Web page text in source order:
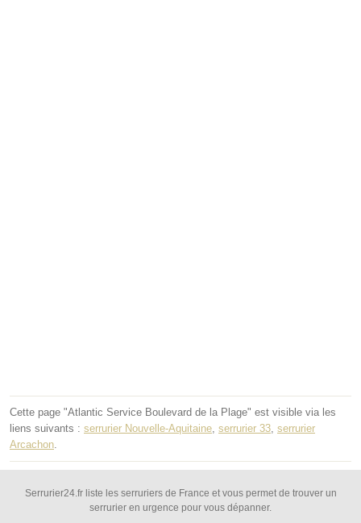
Cette page "Atlantic Service Boulevard de la Plage" est visible via les
liens suivants : serrurier Nouvelle-Aquitaine serrurier 33 serrurier
Arcachon
Serrurier24.fr liste les serruriers de France et vous permet de trouver un
serrurier en urgence pour vous dépanner.